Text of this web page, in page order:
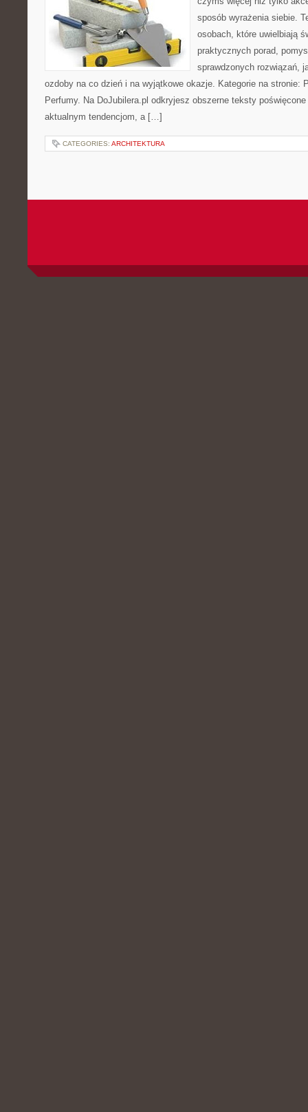
sposób wyrażenia siebie.
osobach, które uwielbiają
praktycznych porad,
sprawdzonych rozwiązań,
ozdoby na co dzień i na wyjątkowe okazje. Kategorie na stronie:
Perfumy. Na DoJubilera.pl odkryjesz obszerne teksty
aktualnym tendencjom, a […]
CATEGORIES: ARCHITEKTURA